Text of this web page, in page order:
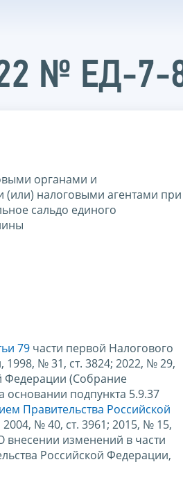
№ ЕД-7-
органами и
(или) налоговыми агентами при
сальдо единого
79 части первой Налогового
№ 31, ст. 3824; 2022, № 29,
Федерации (Собрание
основании подпункта 5.9.37
Правительства Российской
№ 40, ст. 3961; 2015, № 15,
внесении изменений в части
Российской Федерации,